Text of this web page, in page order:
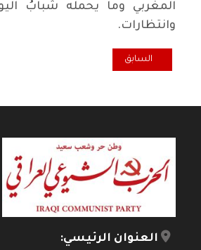
المغربي وما يحمله شبابُ
وانتظارات.
المقال السابق: الحزب الشيوعي
السابق
العنوان الرئيسي: